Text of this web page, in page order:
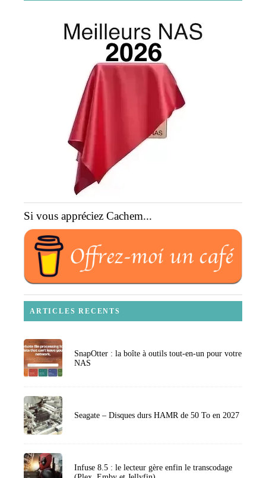
Si vous appréciez Cachem...
ARTICLES RECENTS
SnapOtter : la boîte à outils tout-en-un pour votre
NAS
Seagate – Disques durs HAMR de 50 To en 2027
Infuse 8.5 : le lecteur gère enfin le transcodage